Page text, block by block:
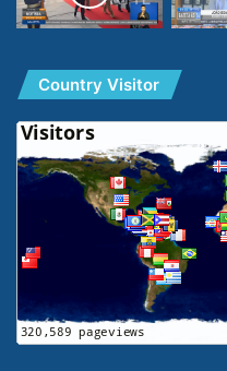
Country Visitor